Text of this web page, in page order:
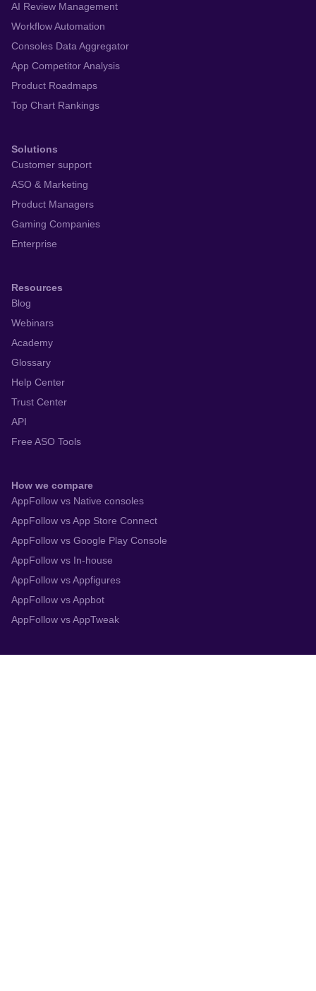
AI Review Management
Workflow Automation
Consoles Data Aggregator
App Competitor Analysis
Product Roadmaps
Top Chart Rankings
Solutions
Customer support
ASO & Marketing
Product Managers
Gaming Companies
Enterprise
Resources
Blog
Webinars
Academy
Glossary
Help Center
Trust Center
API
Free ASO Tools
How we compare
AppFollow vs Native consoles
AppFollow vs App Store Connect
AppFollow vs Google Play Console
AppFollow vs In-house
AppFollow vs Appfigures
AppFollow vs Appbot
AppFollow vs AppTweak